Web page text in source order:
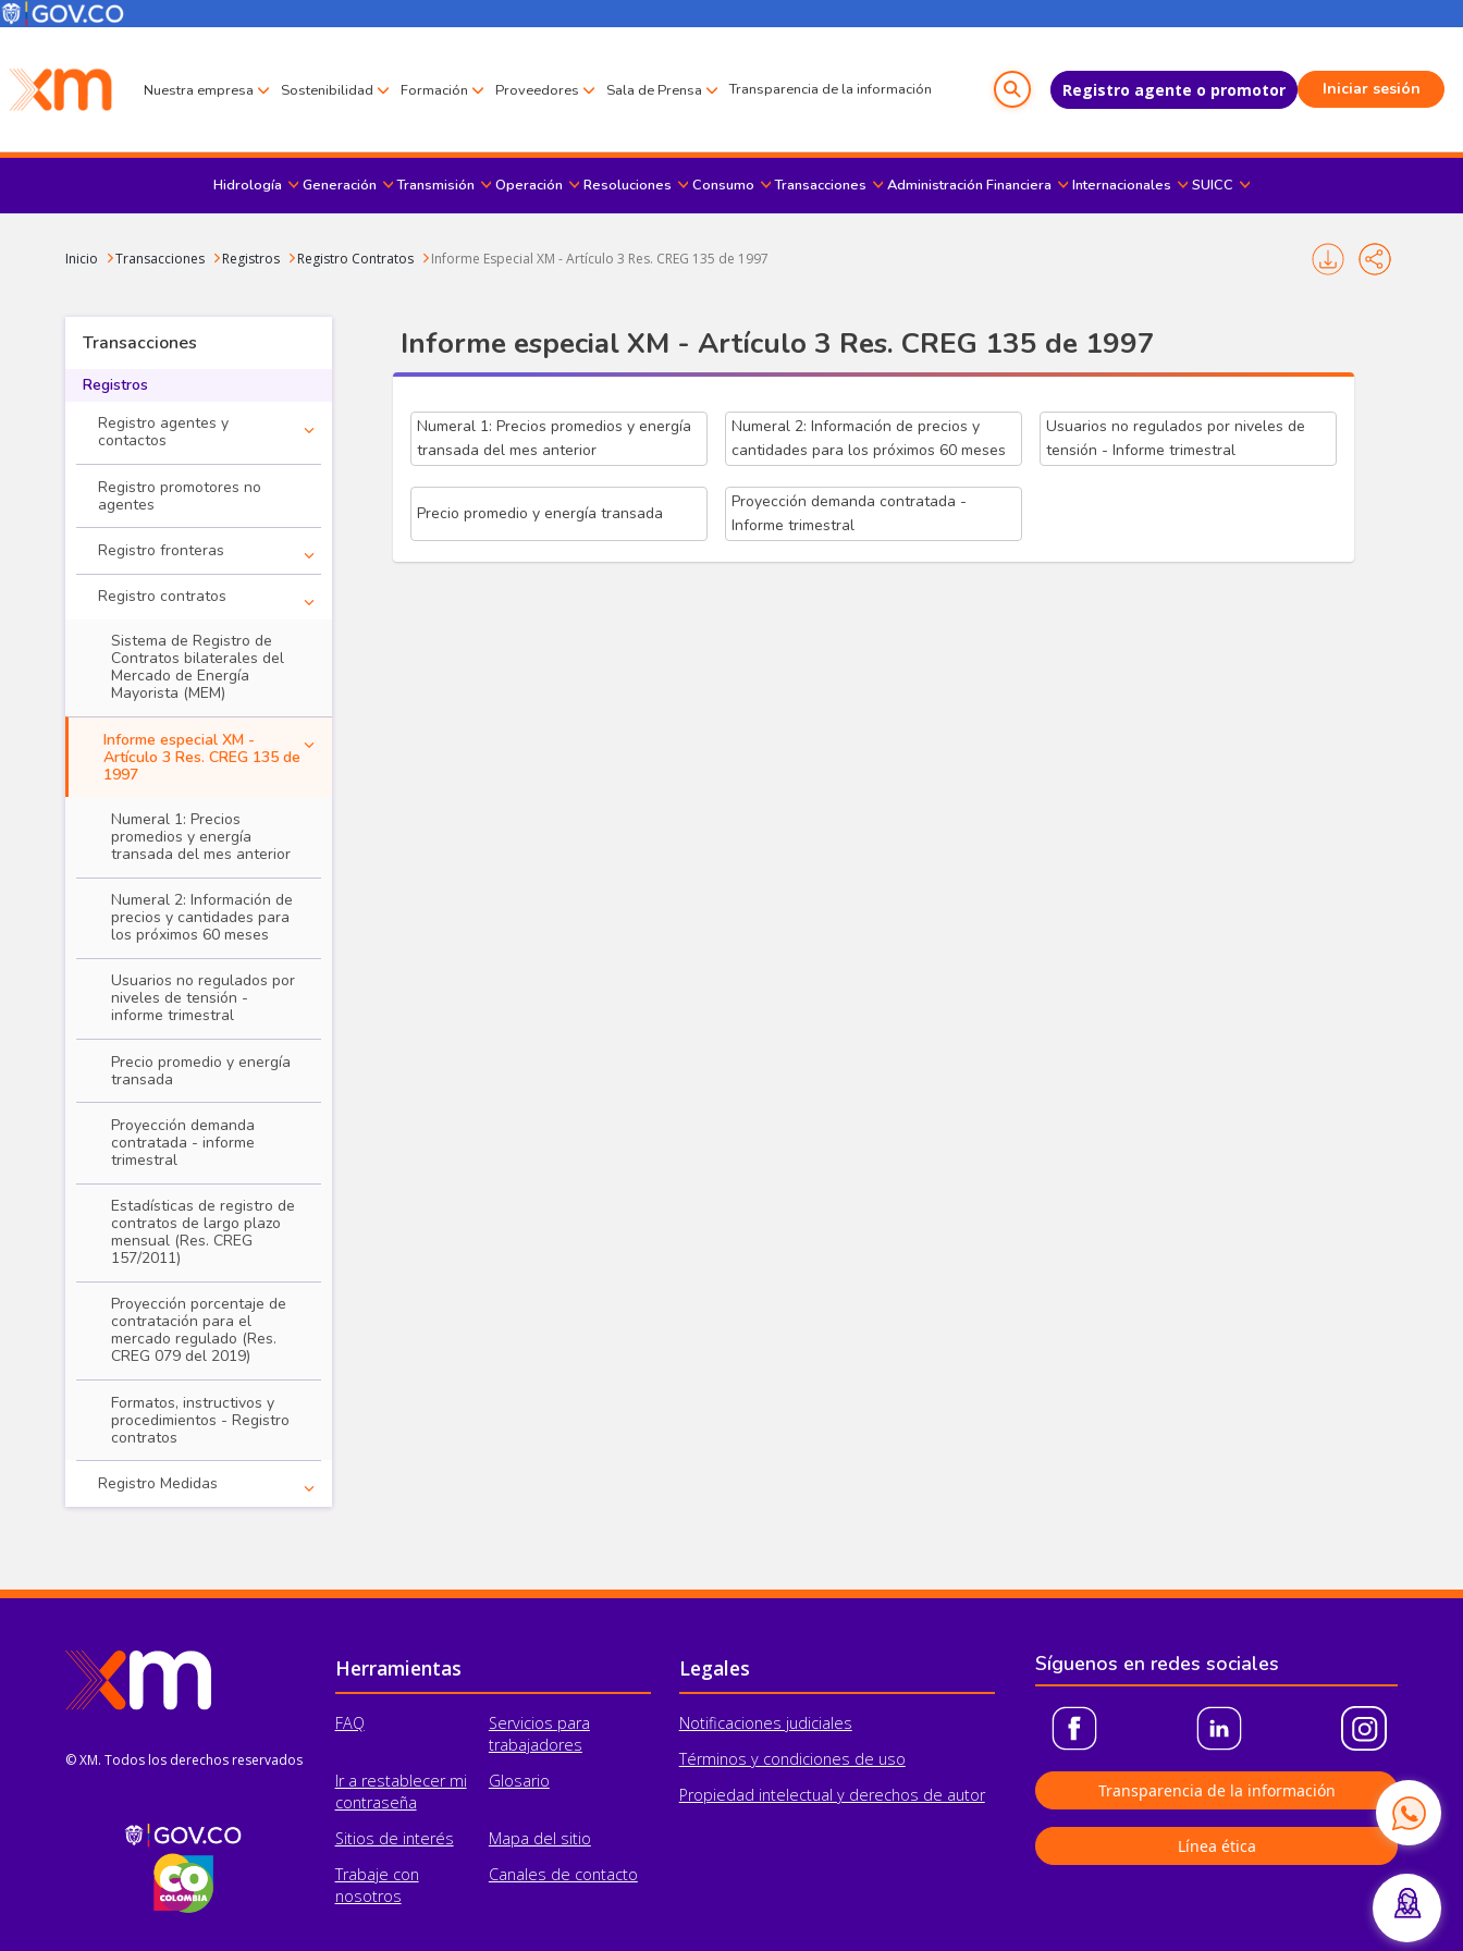
Pasar al contenido principal
Menú Corporativo
Menú de encabezado
Nuestra empresa Sostenibilidad Formación Proveedores Sala de Prensa Transparencia de la información Registro agente o promotor Iniciar sesión
Menu principal
Hidrología Generación Transmisión Operación Resoluciones Consumo Transacciones Administración Financiera Internacionales SUICC
Sobrescribir enlaces de ayuda a la navegación
Inicio Transacciones Registros Registro Contratos Informe Especial XM - Artículo 3 Res. CREG 135 de 1997
Transacciones - Registros
Transacciones
Registros
Registro agentes y
contactos
Registro promotores no
agentes
Registro fronteras
Registro contratos
Sistema de Registro de
Contratos bilaterales del
Mercado de Energía
Mayorista (MEM)
Informe especial XM -
Artículo 3 Res. CREG 135 de
1997
Numeral 1: Precios
promedios y energía
transada del mes anterior
Numeral 2: Información de
precios y cantidades para
los próximos 60 meses
Usuarios no regulados por
niveles de tensión -
informe trimestral
Precio promedio y energía
transada
Proyección demanda
contratada - informe
trimestral
Estadísticas de registro de
contratos de largo plazo
mensual (Res. CREG
157/2011)
Proyección porcentaje de
contratación para el
mercado regulado (Res.
CREG 079 del 2019)
Formatos, instructivos y
procedimientos - Registro
contratos
Registro Medidas
Informe especial XM - Artículo 3 Res. CREG 135 de 1997
Numeral 1: Precios promedios y energía
transada del mes anterior
Numeral 2: Información de precios y
cantidades para los próximos 60 meses
Usuarios no regulados por niveles de
tensión - Informe trimestral
Precio promedio y energía transada
Proyección demanda contratada -
Informe trimestral
© XM. Todos los derechos reservados
Pie de página
Herramientas
FAQ
Servicios para
trabajadores
Ir a restablecer mi
contraseña
Glosario
Sitios de interés
Mapa del sitio
Trabaje con
nosotros
Canales de contacto
Legales
Notificaciones judiciales
Términos y condiciones de uso
Propiedad intelectual y derechos de autor
Síguenos en redes sociales
Transparencia de la información
Línea ética